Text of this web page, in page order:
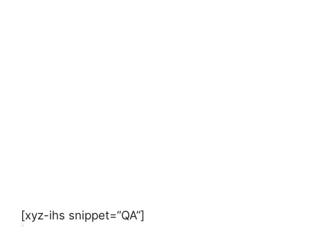
[xyz-ihs snippet=”QA”]